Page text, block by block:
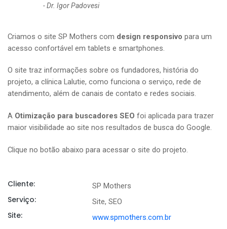
- Dr. Igor Padovesi
Criamos o site SP Mothers com design responsivo para um
acesso confortável em tablets e smartphones.
O site traz informações sobre os fundadores, história do
projeto, a clínica Lalutie, como funciona o serviço, rede de
atendimento, além de canais de contato e redes sociais.
A Otimização para buscadores SEO foi aplicada para trazer
maior visibilidade ao site nos resultados de busca do Google.
Clique no botão abaixo para acessar o site do projeto.
Cliente: SP Mothers
Serviço: Site, SEO
Site: www.spmothers.com.br